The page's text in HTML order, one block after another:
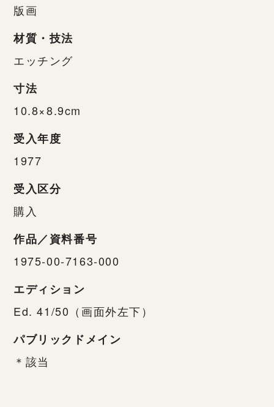
版画
材質・技法
エッチング
寸法
10.8×8.9cm
受入年度
1977
受入区分
購入
作品／資料番号
1975-00-7163-000
エディション
Ed. 41/50（画面外左下）
パブリックドメイン
＊該当